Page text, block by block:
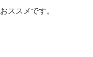
ススメです。